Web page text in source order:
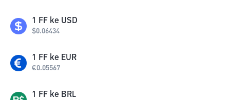
1 FF ke USD
$0.06434
1 FF ke EUR
€0.05567
1 FF ke BRL